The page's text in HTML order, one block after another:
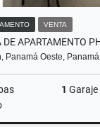
VENTA
Panamá Oeste, Panamá
1 Garaje